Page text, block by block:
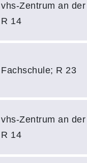
vhs-Zentrum an
R 14
Fachschule; R 23
vhs-Zentrum an
R 14